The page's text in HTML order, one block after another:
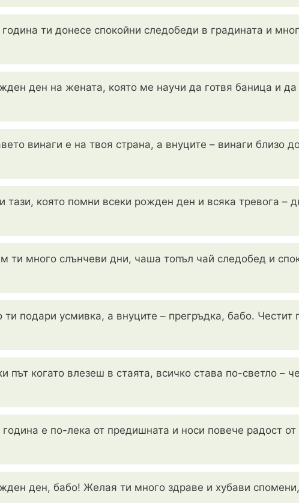
ти донесе спокойни следобеди в градината и
ден на жената, която ме научи да готвя баница и
винаги е на твоя страна, а внуците – винаги близо
тази, която помни всеки рожден ден и всяка тревога –
ти много слънчеви дни, чаша топъл чай следобед и
подари усмивка, а внуците – прегръдка, бабо. Честит
път когато влезеш в стаята, всичко става по-светло –
е по-лека от предишната и носи повече радост
ден, бабо! Желая ти много здраве и хубави